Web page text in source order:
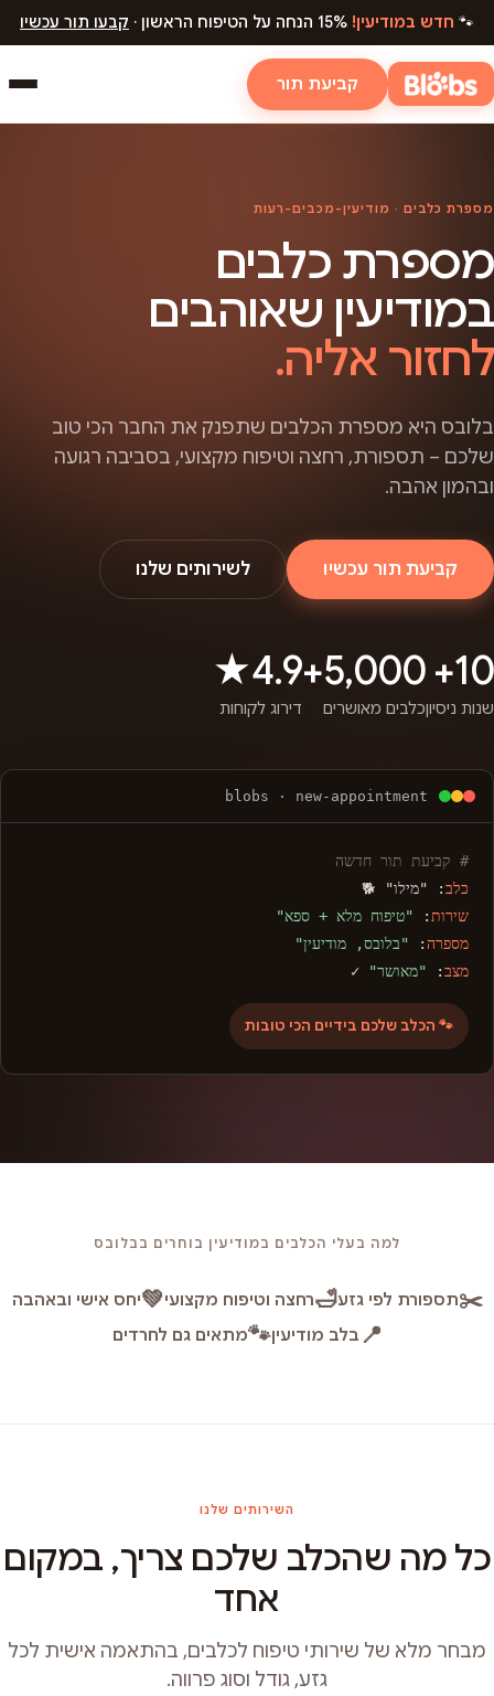
🐾 חדש במודיעין! קבעו תור עכשיו
קביעת תור
מספרת כלבים · מודיעין-מכבים-רעות
מספרת כלבים
במודיעין שאוהבים
לחזור אליה.
בלובס היא מספרת הכלבים שתפנק את החבר הכי טוב
שלכם – תספורת, רחצה וטיפוח מקצועי, בסביבה רגועה
ובהמון אהבה.
קביעת תור עכשיו לשירותים שלנו
10+
שנות ניסיון
5,000+
כלבים מאושרים
4.9★
דירוג לקוחות
blobs · new-appointment
# קביעת תור חדשה
כלב: "מילו" 🐕
שירות : "טיפוח מלא + ספא"
מספרה: "בלובס, מודיעין"
מצב: "מאושר" ✓
🐾 הכלב שלכם בידיים הכי טובות
למה בעלי הכלבים במודיעין בוחרים בבלובס
✂️תספורת לפי גזע🛁רחצה וטיפוח מקצועי💚יחס אישי ובאהבה
📍 בלב מודיעין🐾מתאים גם לחרדים
השירותים שלנו
כל מה שהכלב שלכם צריך, במקום
אחד
מבחר מלא של שירותי טיפוח לכלבים, בהתאמה אישית לכל
גזע, גודל וסוג פרווה.